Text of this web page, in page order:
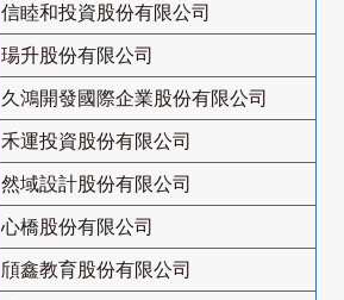
信睦和投資股份有限公司
瑒升股份有限公司
久鴻開發國際企業股份有限公司
禾運投資股份有限公司
然域設計股份有限公司
心橋股份有限公司
頎鑫教育股份有限公司